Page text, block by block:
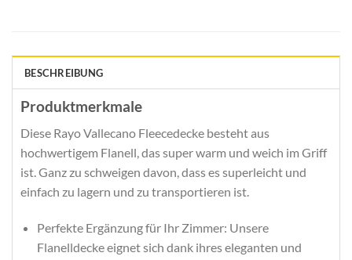
BESCHREIBUNG
Produktmerkmale
Diese Rayo Vallecano Fleecedecke besteht aus
hochwertigem Flanell, das super warm und weich im Griff
ist. Ganz zu schweigen davon, dass es superleicht und
einfach zu lagern und zu transportieren ist.
Perfekte Ergänzung für Ihr Zimmer: Unsere
Flanelldecke eignet sich dank ihres eleganten und